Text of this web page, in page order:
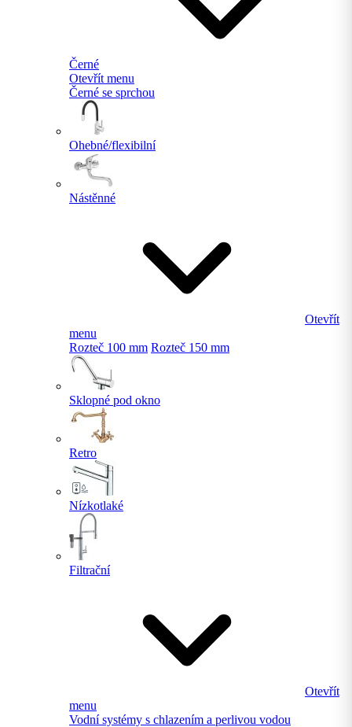
Černé
Otevřít menu
Černé se sprchou
Ohebné/flexibilní
Nástěnné
Otevřít
menu
Rozteč 100 mm Rozteč 150 mm
Sklopné pod okno
Retro
Nízkotlaké
Filtrační
Otevřít
menu
Vodní systémy s chlazením a perlivou vodou